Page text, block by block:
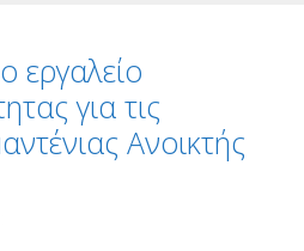
εργαλείο
για τις
Ανοικτής